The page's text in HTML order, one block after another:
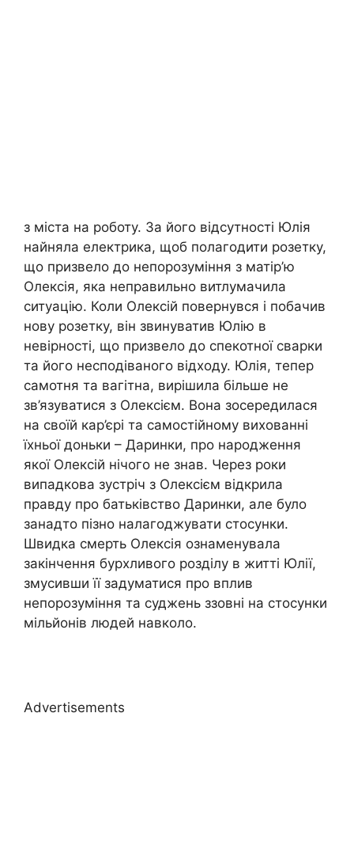
з міста на роботу. За його відсутності Юлія
найняла електрика, щоб полагодити розетку,
що призвело до непорозуміння з матір’ю
Олексія, яка неправильно витлумачила
ситуацію. Коли Олексій повернувся і побачив
нову розетку, він звинуватив Юлію в
невірності, що призвело до спекотної сварки
та його несподіваного відходу. Юлія, тепер
самотня та вагітна, вирішила більше не
зв’язуватися з Олексієм. Вона зосередилася
на своїй кар’єрі та самостійному вихованні
їхньої доньки – Даринки, про народження
якої Олексій нічого не знав. Через роки
випадкова зустріч з Олексієм відкрила
правду про батьківство Даринки, але було
занадто пізно налагоджувати стосунки.
Швидка смерть Олексія ознаменувала
закінчення бурхливого розділу в житті Юлії,
змусивши її задуматися про вплив
непорозуміння та суджень ззовні на стосунки
мільйонів людей навколо.
Advertisements